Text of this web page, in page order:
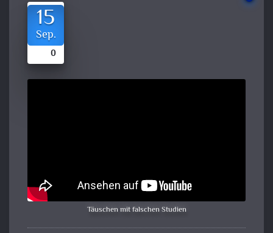
15
Sep.
0
Täuschen mit falschen Studien